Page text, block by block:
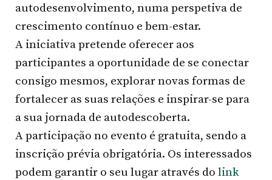
autodesenvolvimento, numa perspetiva de
crescimento contínuo e bem-estar.
A iniciativa pretende oferecer aos
participantes a oportunidade de se conectar
consigo mesmos, explorar novas formas de
fortalecer as suas relações e inspirar-se para
a sua jornada de autodescoberta.
A participação no evento é gratuita, sendo a
inscrição prévia obrigatória. Os interessados
podem garantir o seu lugar através do link